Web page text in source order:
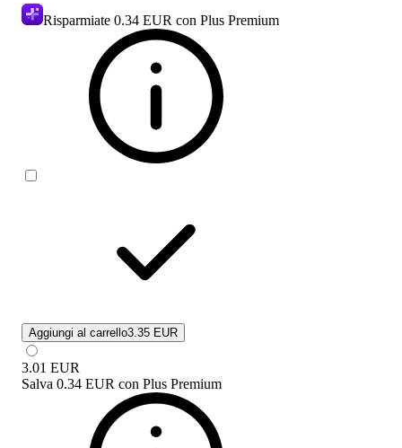
Risparmiate 0.34 EUR con Plus Premium
Aggiungi al carrello3.35 EUR
3.01 EUR
Salva 0.34 EUR con Plus Premium